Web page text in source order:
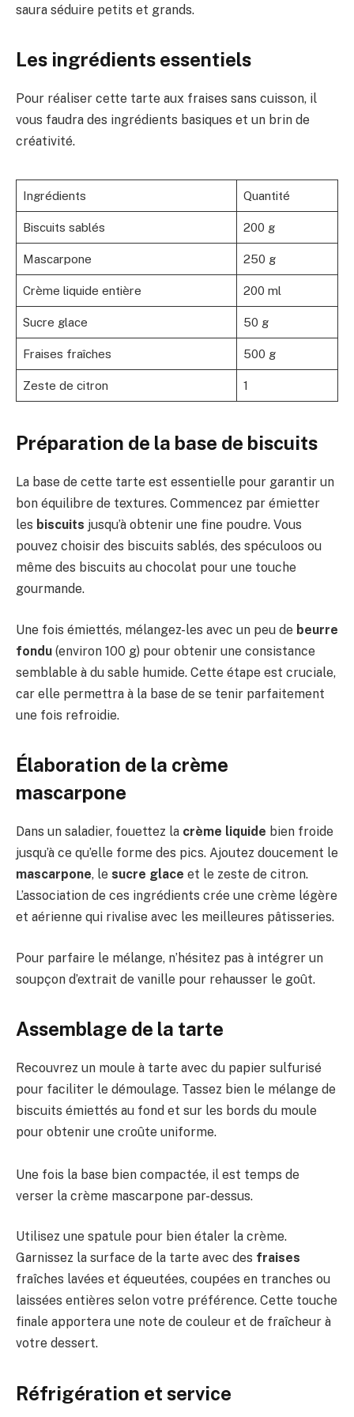
saura séduire petits et grands.
Les ingrédients essentiels
Pour réaliser cette tarte aux fraises sans cuisson, il
vous faudra des ingrédients basiques et un brin de
créativité.
Ingrédients Quantité
Biscuits sablés 200 g
Mascarpone 250 g
Crème liquide entière 200 ml
Sucre glace 50 g
Fraises fraîches 500 g
Zeste de citron 1
Préparation de la base de biscuits
La base de cette tarte est essentielle pour garantir un
bon équilibre de textures. Commencez par émietter
les biscuits jusqu’à obtenir une fine poudre. Vous
pouvez choisir des biscuits sablés, des spéculoos ou
même des biscuits au chocolat pour une touche
gourmande.
Une fois émiettés, mélangez-les avec un peu de beurre
fondu (environ 100 g) pour obtenir une consistance
semblable à du sable humide. Cette étape est cruciale,
car elle permettra à la base de se tenir parfaitement
une fois refroidie.
Élaboration de la crème
mascarpone
Dans un saladier, fouettez la crème liquide bien froide
jusqu’à ce qu’elle forme des pics. Ajoutez doucement le
mascarpone, le sucre glace et le zeste de citron.
L’association de ces ingrédients crée une crème légère
et aérienne qui rivalise avec les meilleures pâtisseries.
Pour parfaire le mélange, n’hésitez pas à intégrer un
soupçon d’extrait de vanille pour rehausser le goût.
Assemblage de la tarte
Recouvrez un moule à tarte avec du papier sulfurisé
pour faciliter le démoulage. Tassez bien le mélange de
biscuits émiettés au fond et sur les bords du moule
pour obtenir une croûte uniforme.
Une fois la base bien compactée, il est temps de
verser la crème mascarpone par-dessus.
Utilisez une spatule pour bien étaler la crème.
Garnissez la surface de la tarte avec des fraises
fraîches lavées et équeutées, coupées en tranches ou
laissées entières selon votre préférence. Cette touche
finale apportera une note de couleur et de fraîcheur à
votre dessert.
Réfrigération et service